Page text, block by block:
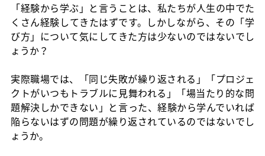
「経験から学ぶ」と言うことは、私たちが人生の中でた
くさん経験してきたはずです。しかしながら、その「学
び方」について気にしてきた方は少ないのではないでし
ょうか？
実際職場では、「同じ失敗が繰り返される」「プロジェ
クトがいつもトラブルに見舞われる」「場当たり的な問
題解決しかできない」と言った、経験から学んでいれば
陥らないはずの問題が繰り返されているのではないでし
ょうか。